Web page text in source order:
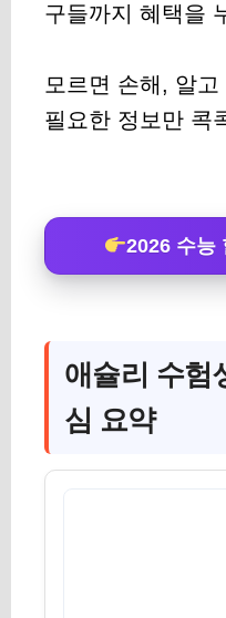
구들까지 혜택을
모르면 손해, 알
필요한 정보만 콕
2026 수능
애슐리 수험
심 요약